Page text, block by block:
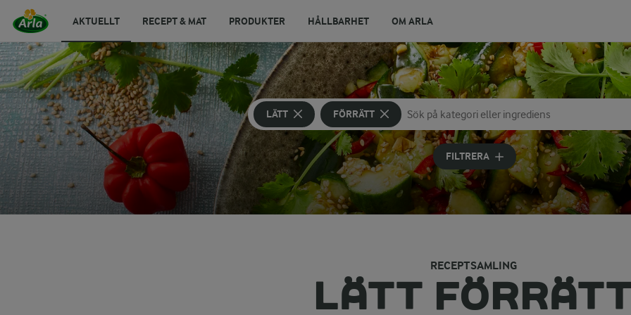
AKTUELLT RECEPT & MAT PRODUKTER HÅLLBARHET OM ARLA
LÄTT FÖRRÄTT
Sök på kategori eller ingrediens
Skriv in sökord för att få förslag
FILTRERA
RECEPTSAMLING
LÄTT